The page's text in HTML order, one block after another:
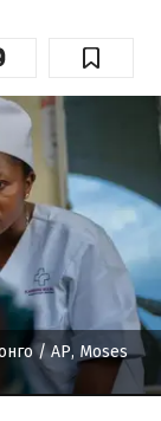
/ AP, Moses